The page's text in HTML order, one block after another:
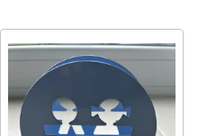
White.